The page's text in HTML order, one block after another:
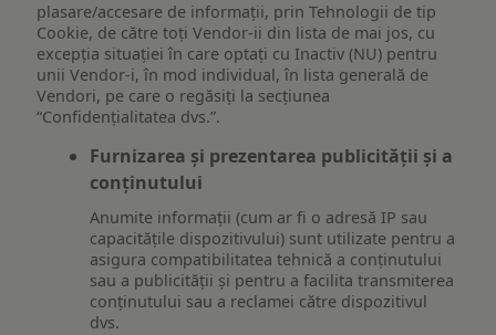
plasare/accesare de informații, prin Tehnologii de tip
Cookie, de către toți Vendor-ii din lista de mai jos, cu
excepția situației în care optați cu Inactiv (NU) pentru
unii Vendor-i, în mod individual, în lista generală de
Vendori, pe care o regăsiți la secțiunea
“Confidențialitatea dvs.”.
Furnizarea și prezentarea publicității și a
conținutului
Anumite informații (cum ar fi o adresă IP sau
capacitățile dispozitivului) sunt utilizate pentru a
asigura compatibilitatea tehnică a conținutului
sau a publicității și pentru a facilita transmiterea
conținutului sau a reclamei către dispozitivul
dvs.